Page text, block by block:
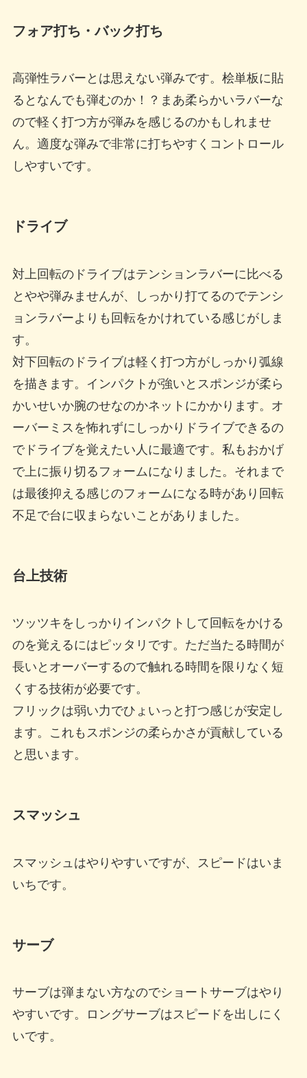
フォア打ち・バック打ち
高弾性ラバーとは思えない弾みです。桧単板に貼
るとなんでも弾むのか！？まあ柔らかいラバーな
ので軽く打つ方が弾みを感じるのかもしれませ
ん。適度な弾みで非常に打ちやすくコントロール
しやすいです。
ドライブ
対上回転のドライブはテンションラバーに比べる
とやや弾みませんが、しっかり打てるのでテンシ
ョンラバーよりも回転をかけれている感じがしま
す。
対下回転のドライブは軽く打つ方がしっかり弧線
を描きます。インパクトが強いとスポンジが柔ら
かいせいか腕のせなのかネットにかかります。オ
ーバーミスを怖れずにしっかりドライブできるの
でドライブを覚えたい人に最適です。私もおかげ
で上に振り切るフォームになりました。それまで
は最後抑える感じのフォームになる時があり回転
不足で台に収まらないことがありました。
台上技術
ツッツキをしっかりインパクトして回転をかける
のを覚えるにはピッタリです。ただ当たる時間が
長いとオーバーするので触れる時間を限りなく短
くする技術が必要です。
フリックは弱い力でひょいっと打つ感じが安定し
ます。これもスポンジの柔らかさが貢献している
と思います。
スマッシュ
スマッシュはやりやすいですが、スピードはいま
いちです。
サーブ
サーブは弾まない方なのでショートサーブはやり
やすいです。ロングサーブはスピードを出しにく
いです。